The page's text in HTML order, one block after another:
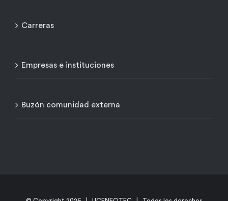
Carreras
Empresas e instituciones
Buzón comunidad externa